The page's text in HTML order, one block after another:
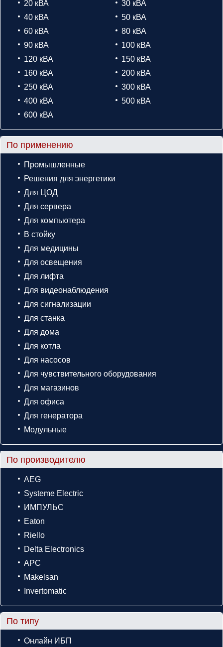
20 кВА
30 кВА
40 кВА
50 кВА
60 кВА
80 кВА
90 кВА
100 кВА
120 кВА
150 кВА
160 кВА
200 кВА
250 кВА
300 кВА
400 кВА
500 кВА
600 кВА
По применению
Промышленные
Решения для энергетики
Для ЦОД
Для сервера
Для компьютера
В стойку
Для медицины
Для освещения
Для лифта
Для видеонаблюдения
Для сигнализации
Для станка
Для дома
Для котла
Для насосов
Для чувствительного оборудования
Для магазинов
Для офиса
Для генератора
Модульные
По производителю
AEG
Systeme Electric
ИМПУЛЬС
Eaton
Riello
Delta Electronics
APC
Makelsan
Invertomatic
По типу
Онлайн ИБП